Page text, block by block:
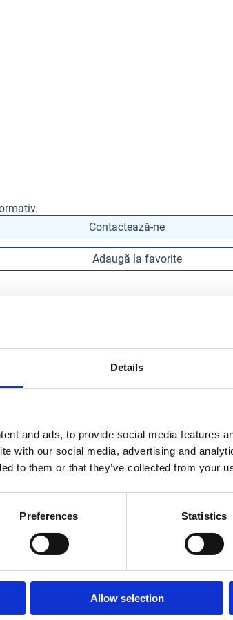
Details
and ads, to provide social media features
with our social media, advertising and
to them or that they’ve collected from your
Preferences Statistics
Allow selection
Contactează-ne
Adaugă la favorite
COD IM1107061